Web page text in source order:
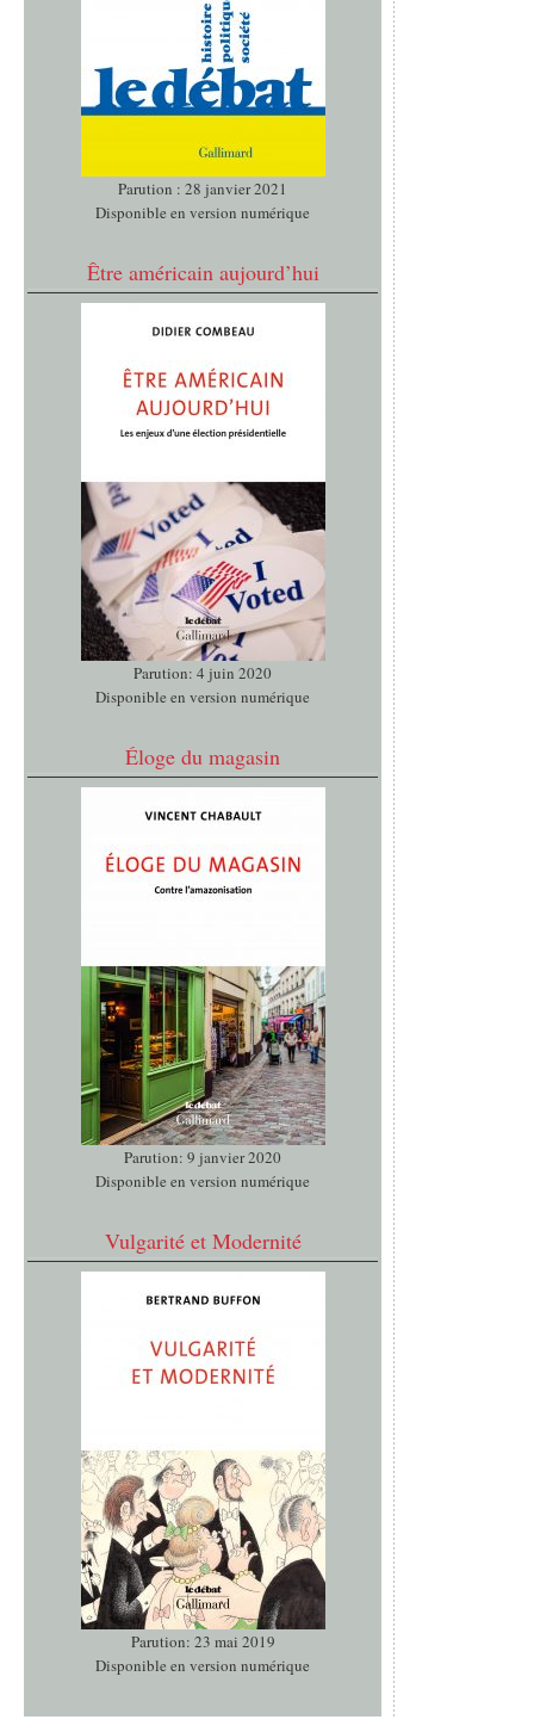
Parution : 28 janvier 2021
Disponible en version numérique
Être américain aujourd’hui
Parution: 4 juin 2020
Disponible en version numérique
Éloge du magasin
Parution: 9 janvier 2020
Disponible en version numérique
Vulgarité et Modernité
Parution: 23 mai 2019
Disponible en version numérique